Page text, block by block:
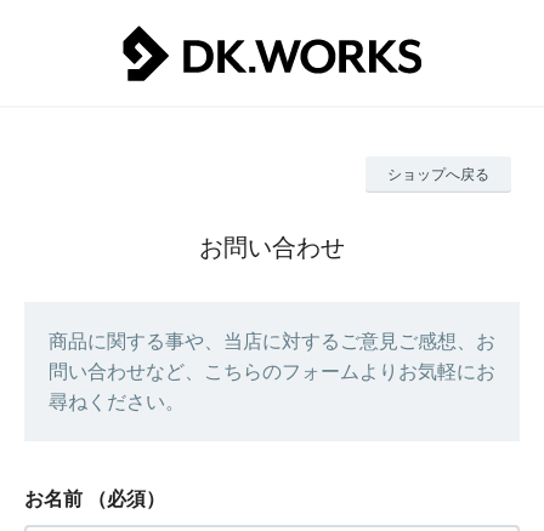
ショップへ戻る
お問い合わせ
商品に関する事や、当店に対するご意見ご感想、お
問い合わせなど、こちらのフォームよりお気軽にお
尋ねください。
お名前 （必須）